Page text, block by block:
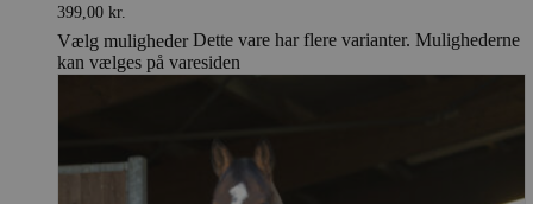
399,00 kr.
Vælg muligheder Dette vare har flere varianter. Mulighederne
kan vælges på varesiden